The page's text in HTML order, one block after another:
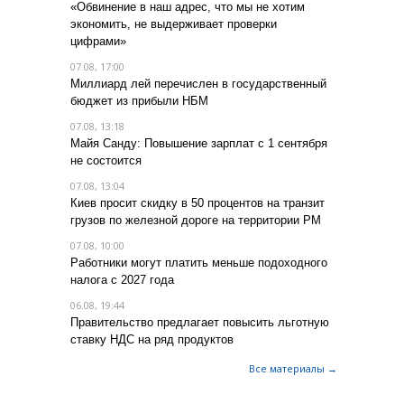
«Обвинение в наш адрес, что мы не хотим
экономить, не выдерживает проверки
цифрами»
07.08, 17:00
Миллиард лей перечислен в государственный
бюджет из прибыли НБМ
07.08, 13:18
Майя Санду: Повышение зарплат с 1 сентября
не состоится
07.08, 13:04
Киев просит скидку в 50 процентов на транзит
грузов по железной дороге на территории РМ
07.08, 10:00
Работники могут платить меньше подоходного
налога с 2027 года
06.08, 19:44
Правительство предлагает повысить льготную
ставку НДС на ряд продуктов
Все материалы →